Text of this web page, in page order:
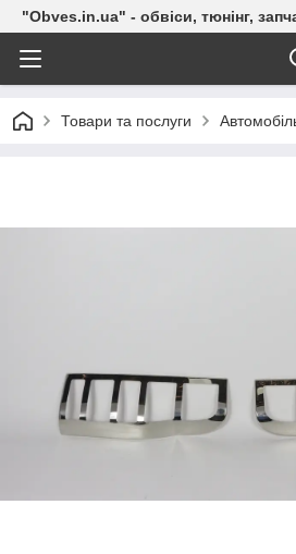
"Obves.in.ua" - обвіси, тюнінг,
Товари та послуги